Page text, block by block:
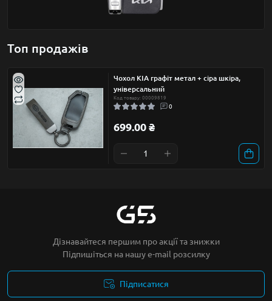
Топ продажів
Чохол KIA графіт метал + сіра шкіра,
універсальний
Код товару: 00009819
0
699.00 ₴
Дізнавайтеся першим про акції та знижки
Підпишіться на нашу e-mail розсилку
Підписатися